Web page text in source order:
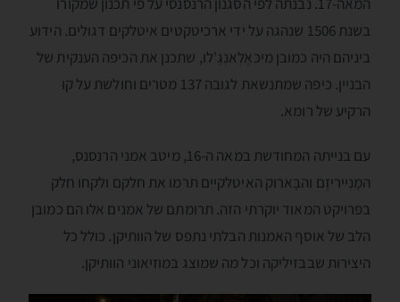
בשנת 1506 שנהגה על ידי ארכיטקטים איטלקים דגולים. הידוע
ביניהם היה כמובן מיכּאֶלְאנְגֶ'לו, שתכנן את הכיפה הענקית של
הבניין. כיפה שמתנשאת לגובה 137 מטרים וחולשת על קו
הרקיע של רומא.
עם בנייתה המחודשת במאה ה-16, מיטב אמני הרנסנס,
המָנְייריזֶם והבָּארוק האיטלקיים תרמו את חלקם ולקחו חלק
בפרויקט המאוד יוקרתי הזה. תרומתם של אמנים אלו הם כמובן
הלב של אוסף האמנות הבלתי נתפס של הוותיקן. כולל כל
היצירות שבבּזיליקה וכל מה שמוצג במוזיאוני הוותיקן.